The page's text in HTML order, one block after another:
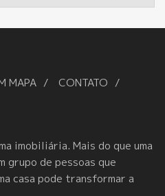
MAPA CONTATO
imobiliária. Mais do que uma
grupo de pessoas que
casa pode transformar a